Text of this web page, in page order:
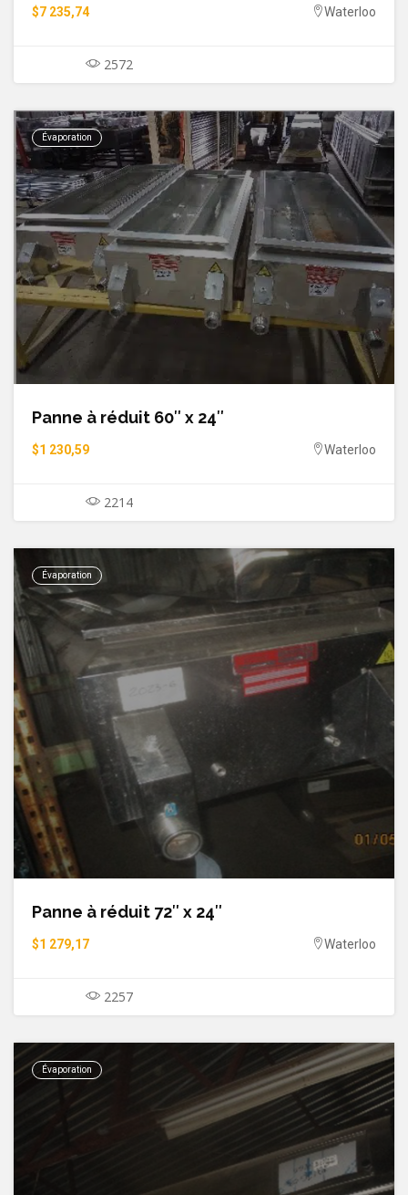
$7 235,74 Waterloo
2572
Évaporation
Panne à réduit 60″ x 24″
$1 230,59 Waterloo
2214
Évaporation
Panne à réduit 72″ x 24″
$1 279,17 Waterloo
2257
Évaporation